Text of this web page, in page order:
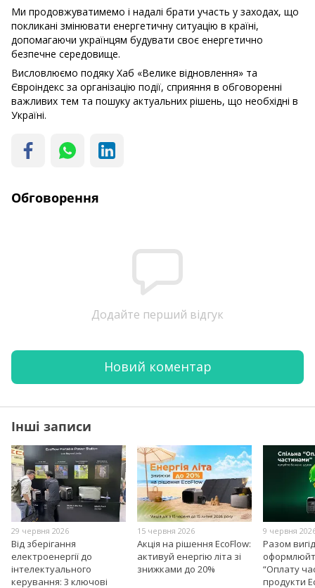
Ми продовжуватимемо і надалі брати участь у заходах, що
покликані змінювати енергетичну ситуацію в країні,
допомагаючи українцям будувати своє енергетично
безпечне середовище.
Висловлюємо подяку Хаб «Велике відновлення» та
Євроіндекс за організацію події, сприяння в обговоренні
важливих тем та пошуку актуальних рішень, що необхідні в
Україні.
Обговорення
Додайте перший відгук
Новий коментар
Інші записи
29 червня 2026
Від зберігання
електроенергії до
інтелектуального
керування: 3 ключові
15 червня 2026
Акція на рішення EcoFlow:
активуй енергію літа зі
знижками до 20%
9 червня
Разом
“Оплату
продукти